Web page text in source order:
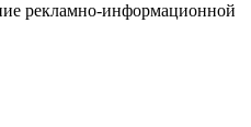
рекламно-информационной